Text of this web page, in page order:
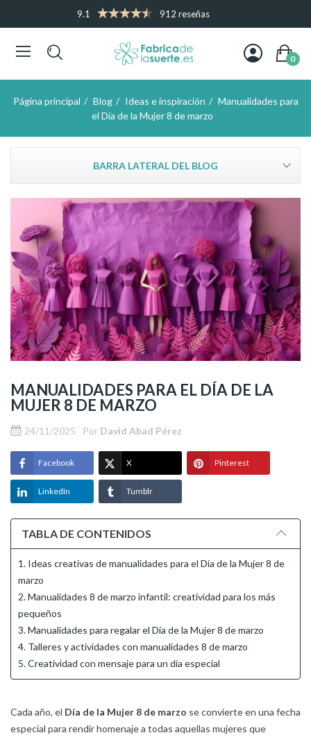
9.1 912 reseñas
0
Página principal Blog Ideas e inspiración
Manualidades para
el Día de la Mujer 8 de marzo
BARRA LATERAL DEL BLOG
MANUALIDADES PARA EL DÍA DE LA
MUJER 8 DE MARZO
24/11/2025 Por David Abad Pérez
Facebook X Pinterest
LinkedIn Tumblr
TABLA DE CONTENIDOS
1. Ideas creativas de manualidades para el Día de la Mujer 8 de
marzo
2. Manualidades 8 de marzo infantil: creatividad para los más
pequeños
3. Manualidades para regalar el Día de la Mujer 8 de marzo
4. Talleres y actividades con manualidades 8 de marzo
5. Creatividad con mensaje para un día especial
Cada año, el Día de la Mujer 8 de marzo se convierte en una fecha
especial para rendir homenaje a todas aquellas mujeres que